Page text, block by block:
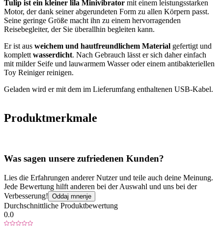
Tulip ist ein kleiner lila Minivibrator mit einem leistungsstarken
Motor, der dank seiner abgerundeten Form zu allen Körpern passt.
Seine geringe Größe macht ihn zu einem hervorragenden
Reisebegleiter, der Sie überallhin begleiten kann.
Er ist aus weichem und hautfreundlichem Material gefertigt und
komplett wasserdicht. Nach Gebrauch lässt er sich daher einfach
mit milder Seife und lauwarmem Wasser oder einem antibakteriellen
Toy Reiniger reinigen.
Geladen wird er mit dem im Lieferumfang enthaltenen USB-Kabel.
Produktmerkmale
Was sagen unsere zufriedenen Kunden?
Lies die Erfahrungen anderer Nutzer und teile auch deine Meinung.
Jede Bewertung hilft anderen bei der Auswahl und uns bei der
Verbesserung! Oddaj mnenje
Durchschnittliche Produktbewertung
0.0